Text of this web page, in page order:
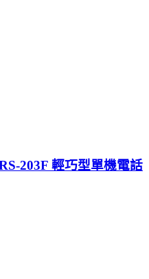
203F 輕巧型單機電話